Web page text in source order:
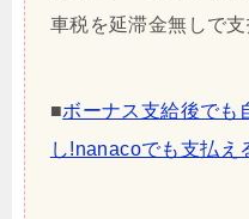
車税を延滞金無しで
■ボーナス支給後でも
し!nanacoでも支払え